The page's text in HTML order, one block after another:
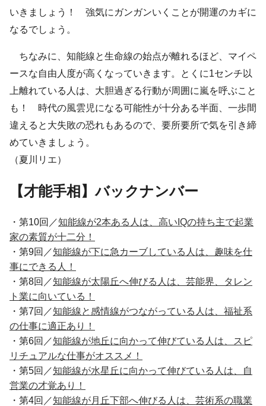
いきましょう！ 強気にガンガンいくことが開運のカギに
なるでしょう。
ちなみに、知能線と生命線の始点が離れるほど、マイペ
ースな自由人度が高くなっていきます。とくに1センチ以
上離れている人は、大胆過ぎる行動が周囲に嵐を呼ぶこと
も！ 時代の風雲児になる可能性が十分ある半面、一歩間
違えると大失敗の恐れもあるので、要所要所で気を引き締
めていきましょう。
（夏川リエ）
【才能手相】バックナンバー
・第10回／知能線が2本ある人は、高いIQの持ち主で起業
家の素質が十二分！
・第9回／知能線が下に急カーブしている人は、趣味を仕
事にできる人！
・第8回／知能線が太陽丘へ伸びる人は、芸能界、タレン
ト業に向いている！
・第7回／知能線と感情線がつながっている人は、福祉系
の仕事に適正あり！
・第6回／知能線が地丘に向かって伸びている人は、スピ
リチュアルな仕事がオススメ！
・第5回／知能線が水星丘に向かって伸びている人は、自
営業の才覚あり！
・第4回／知能線が月丘下部へ伸びる人は、芸術系の職業